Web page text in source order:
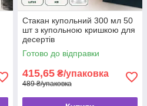
Стакан купольний 300 мл 50
шт з купольною кришкою для
десертів
Готово до відправки
415,65 ₴/упаковка
489 ₴/упаковка